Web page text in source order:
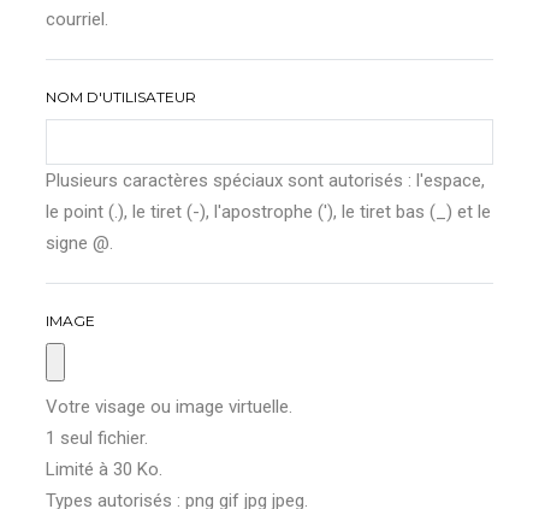
courriel.
NOM D'UTILISATEUR
Plusieurs caractères spéciaux sont autorisés : l'espace,
le point (.), le tiret (-), l'apostrophe ('), le tiret bas (_) et le
signe @.
IMAGE
Votre visage ou image virtuelle.
1 seul fichier.
Limité à 30 Ko.
Types autorisés : png gif jpg jpeg.